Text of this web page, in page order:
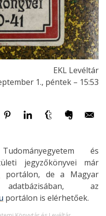
EKL Levéltár
1., péntek – 15:53
és
jegyzőkönyvei már
portálon, de a Magyar
az
portálon is elérhetőek.